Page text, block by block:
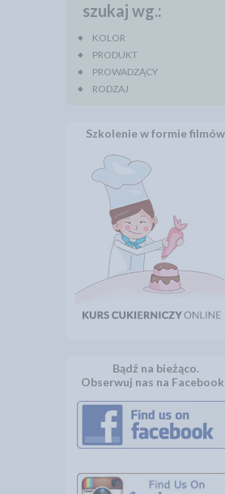
szukaj wg.:
KOLOR
PRODUKT
PROWADZĄCY
RODZAJ
Szkolenie w formie filmów
Bądź na bieżąco.
Obserwuj nas na